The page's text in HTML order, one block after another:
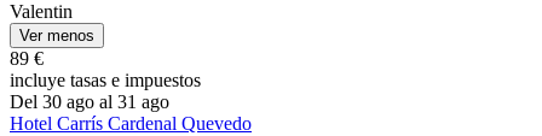
Valentin
Ver menos
89 €
incluye tasas e impuestos
Del 30 ago al 31 ago
Hotel Carrís Cardenal Quevedo